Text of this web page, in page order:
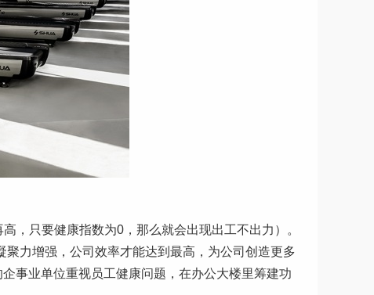
，只要健康指数为0，那么就会出现出工不出力）。
力增强，公司效率才能达到最高，为公司创造更多
事业单位重视员工健康问题，在办公大楼里筹建功